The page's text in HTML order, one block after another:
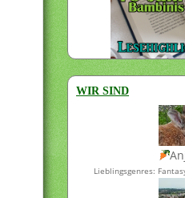
WIR SIND
Lieblingsgenres: